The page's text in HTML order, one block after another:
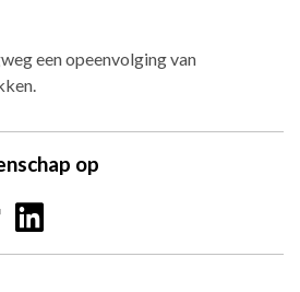
een opeenvolging van
op